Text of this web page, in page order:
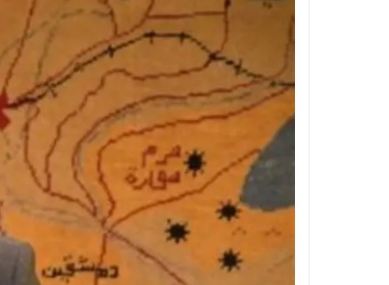
مستشفى بولاق الدكرور العام .. حين
تجديد الثقة في الدكتور فرج البلاصي
قطع المياه عن مناطق واسعة
غلق شارع 26 يوليو بالجيزة لمدة أسبوعين بسبب المونوريل .. المواعيد والتحويلات المرورية الكاملة